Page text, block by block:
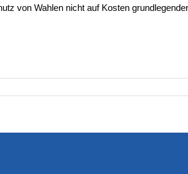
von Wahlen nicht auf Kosten